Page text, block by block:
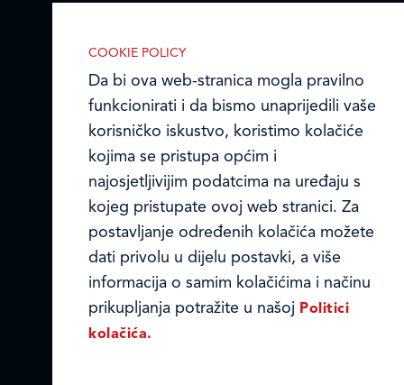
Ledo u inozemstvu
Online formular
Obavijest o Privatnosti i Kolačići
Privacy notice and Cookies
© LEDO plus d.o.o. 2026.
COOKIE POLICY
Da bi ova web-stranica mogla pravilno
funkcionirati i da bismo unaprijedili vaše
korisničko iskustvo, koristimo kolačiće
kojima se pristupa općim i
najosjetljivijim podatcima na uređaju s
kojeg pristupate ovoj web stranici. Za
postavljanje određenih kolačića možete
dati privolu u dijelu postavki, a više
informacija o samim kolačićima i načinu
prikupljanja potražite u našoj Politici
kolačića.
IZABERITE KOLAČIĆE NA STRANICI
Omogućite ili onemogućite web-
stranici upotrebu funkcionalnih i/ili
reklamnih kolačića opisanih u nastavku: